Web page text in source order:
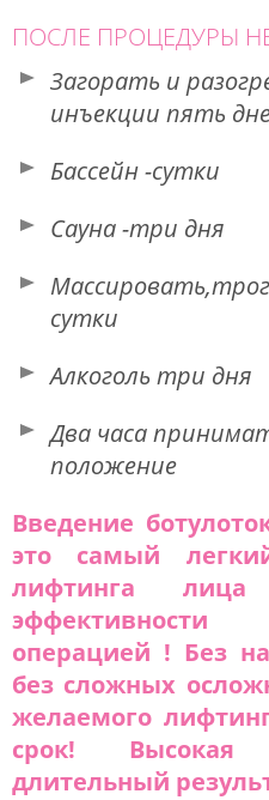
ПОСЛЕ ПРОЦЕДУРЫ
Загорать и
инъекции пять
Бассейн -сутки
Сауна -три дня
сутки
Алкоголь три дня
Два часа
положение
Введение
это самый
лифтинга
операцией ! Без
без сложных
желаемого
срок! Высокая
длительный